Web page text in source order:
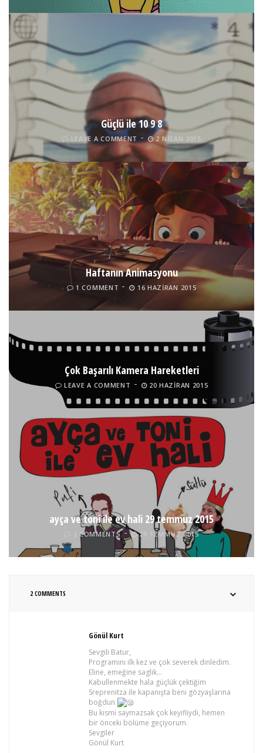
Güçlü ile 10 9 8
LEAVE A COMMENT 2 NISAN 2015
Haftanın Animasyonu
1 COMMENT 16 HAZIRAN 2015
Çok Başarılı Kamera Hareketleri
LEAVE A COMMENT 20 HAZIRAN 2015
ayça ve toni ile ev hali 29 temmuz 2015
2 COMMENTS 29 TEMMUZ 2015
2 COMMENTS
Gönül Kurt
Sevgili Batur,
Programını ilk kez ve çok severek dinledim.
Eline, emeğine saglik…
Kabullenmekte hala güçlük çektiğim
Sreprenitza ile kapanışta beni gözyaşlarına
boğdun
Bu kısmi saymazsak çok keyifliydi, hemen
bir önceki bölüme geçiyorum.
Sevgiler
Gönül Kurt